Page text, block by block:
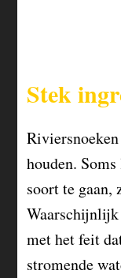
Stek
houden.
soort te gaan,
met het feit
stromende